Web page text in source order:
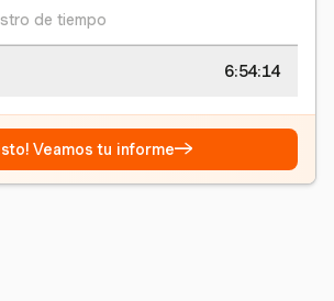
de tiempo
6:54:15
Veamos tu informe→